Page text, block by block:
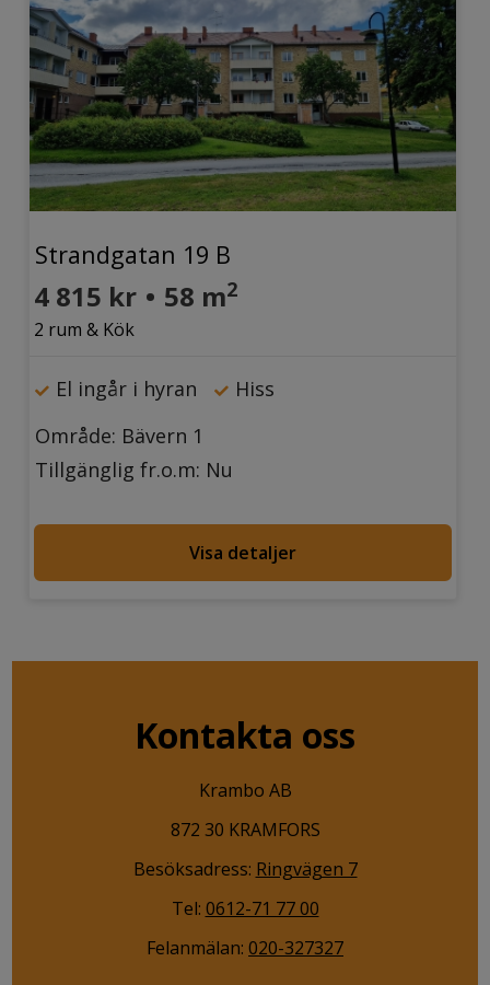
Strandgatan 19 B
4 815 kr • 58 m2
2 rum & Kök
El ingår i hyran
Hiss
Område: Bävern 1
Tillgänglig fr.o.m: Nu
Visa detaljer
Kontakta oss
Krambo AB
872 30 KRAMFORS
Besöksadress: Ringvägen 7
Tel: 0612-71 77 00
Felanmälan: 020-327327